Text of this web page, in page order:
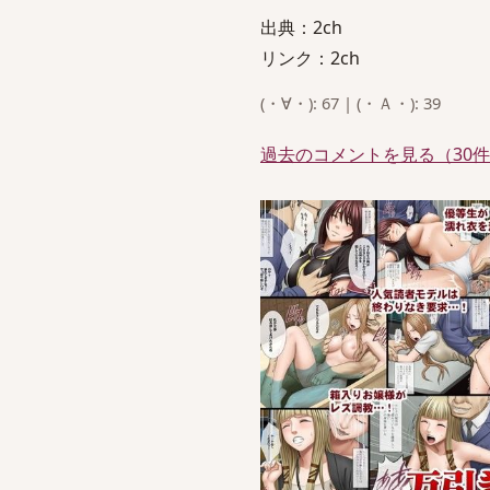
出典：2ch
リンク：2ch
(・∀・): 67 | (・Ａ・): 39
過去のコメントを見る（30